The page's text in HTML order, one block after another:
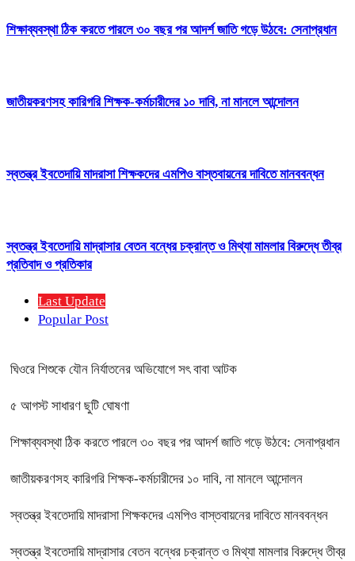
শিক্ষাব্যবস্থা ঠিক করতে পারলে ৩০ বছর পর আদর্শ জাতি গড়ে উঠবে: সেনাপ্রধান
জাতীয়করণসহ কারিগরি শিক্ষক-কর্মচারীদের ১০ দাবি, না মানলে আন্দোলন
স্বতন্ত্র ইবতেদায়ি মাদরাসা শিক্ষকদের এমপিও বাস্তবায়নের দাবিতে মানববন্ধন
স্বতন্ত্র ইবতেদায়ি মাদ্রাসার বেতন বন্ধের চক্রান্ত ও মিথ্যা মামলার বিরুদ্ধে তীব্র
প্রতিবাদ ও প্রতিকার
Last Update
Popular Post
ঘিওরে শিশুকে যৌন নির্যাতনের অভিযোগে সৎ বাবা আটক
৫ আগস্ট সাধারণ ছুটি ঘোষণা
শিক্ষাব্যবস্থা ঠিক করতে পারলে ৩০ বছর পর আদর্শ জাতি গড়ে উঠবে: সেনাপ্রধান
জাতীয়করণসহ কারিগরি শিক্ষক-কর্মচারীদের ১০ দাবি, না মানলে আন্দোলন
স্বতন্ত্র ইবতেদায়ি মাদরাসা শিক্ষকদের এমপিও বাস্তবায়নের দাবিতে মানববন্ধন
স্বতন্ত্র ইবতেদায়ি মাদ্রাসার বেতন বন্ধের চক্রান্ত ও মিথ্যা মামলার বিরুদ্ধে তীব্র